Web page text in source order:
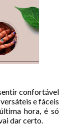
confortável
e fáceis
hora, é só
dar certo.